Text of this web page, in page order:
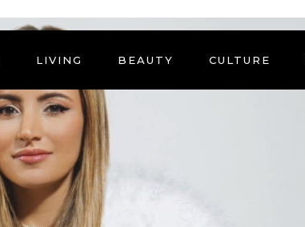
LIVING BEAUTY CULTURE